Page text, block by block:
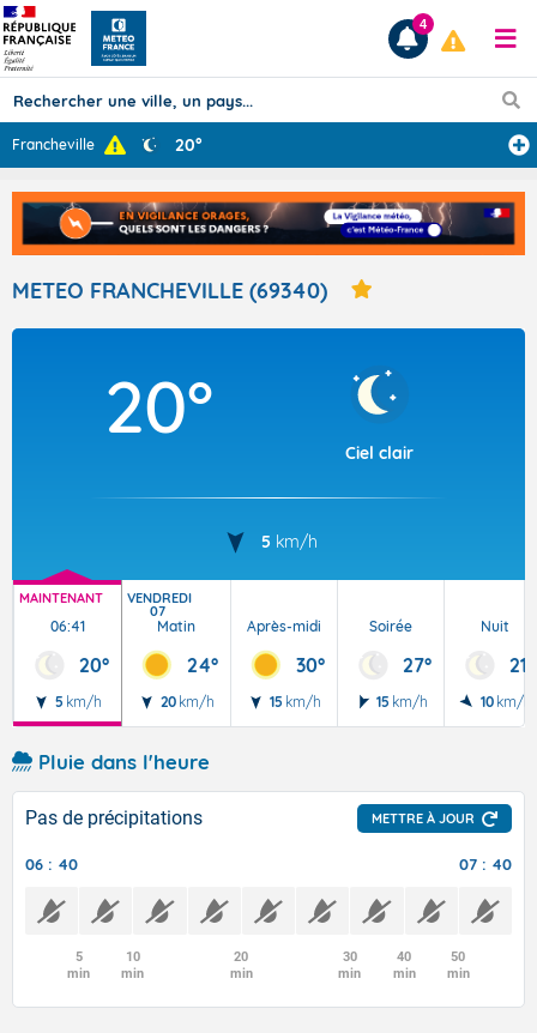
Prévisions
TOUS LES RÉSULTATS
Articles
4
Francheville 20°
METEO FRANCHEVILLE (69340)
20°
Ciel clair
5 km/h
MAINTENANT
06:41
20°
5 km/h
VENDREDI
07
Matin
24°
20 km/h
Après-midi
30°
15 km/h
Soirée
27°
15 km/h
Nuit
21°
10 km/h
Pluie dans l'heure
Pas de précipitations METTRE À JOUR
06 : 40 07 : 40
5
min
10
min
20
min
30
min
40
min
50
min